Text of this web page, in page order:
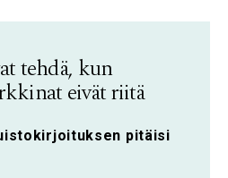
tehdä, kun
eivät riitä
pitäisi